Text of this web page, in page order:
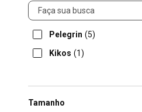
Marca
Pelegrin (5)
Kikos (1)
Tamanho